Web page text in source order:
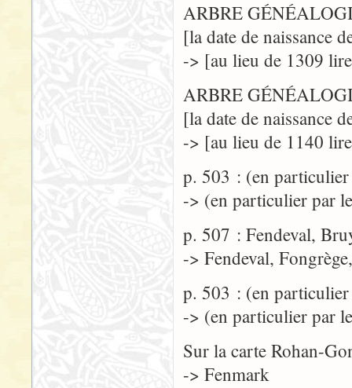
ARBRE
[la date de naissance
-> [au lieu de 1309
ARBRE
[la date de naissance
-> [au lieu de 1140
p. 503 : (en
-> (en particulier par
p. 507 : Fendeval,
-> Fendeval,
p. 503 : (en
-> (en particulier par
Sur la carte Rohan-
-> Fenmark